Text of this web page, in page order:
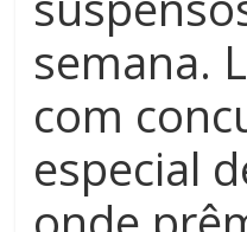
semana.
com
especial